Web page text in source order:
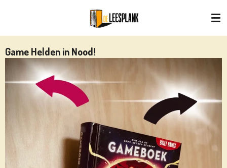
naar
de
hoofdinhoud
Game Helden in Nood!